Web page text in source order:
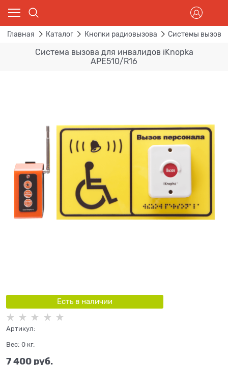
Главная Каталог Кнопки радиовызова Системы вызова
Система вызова для инвалидов iKnopka
APE510/R16
Есть в наличии
Артикул:
Вес: 0 кг.
7 400 руб.